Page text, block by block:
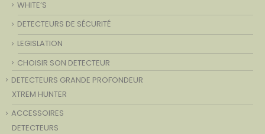
WHITE’S
DETECTEURS DE SÉCURITÉ
LEGISLATION
CHOISIR SON DETECTEUR
DETECTEURS GRANDE PROFONDEUR
XTREM HUNTER
ACCESSOIRES
DETECTEURS